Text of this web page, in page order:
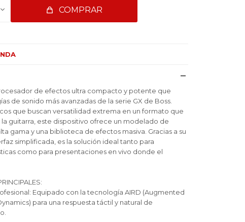
COMPRAR
de efectos ultra compacto y potente que
de sonido más avanzadas de la serie GX de Boss.
que buscan versatilidad extrema en un formato que
guitarra, este dispositivo ofrece un modelado de
gama y una biblioteca de efectos masiva. Gracias a su
simplificada, es la solución ideal tanto para
como para presentaciones en vivo donde el
Equipado con la tecnología AIRD (Augmented
para una respuesta táctil y natural de